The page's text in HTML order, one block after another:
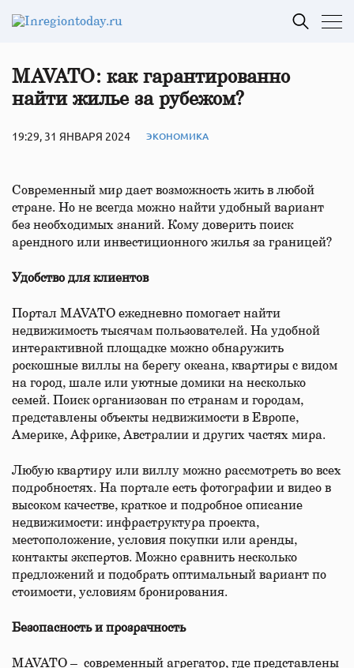
MAVATO: как гарантированно
найти жилье за рубежом?
19:29, 31 ЯНВАРЯ 2024 ЭКОНОМИКА
Современный мир дает возможность жить в любой
стране. Но не всегда можно найти удобный вариант
без необходимых знаний. Кому доверить поиск
арендного или инвестиционного жилья за границей?
Удобство для клиентов
Портал MAVATO ежедневно помогает найти
недвижимость тысячам пользователей. На удобной
интерактивной площадке можно обнаружить
роскошные виллы на берегу океана, квартиры с видом
на город, шале или уютные домики на несколько
семей. Поиск организован по странам и городам,
представлены объекты недвижимости в Европе,
Америке, Африке, Австралии и других частях мира.
Любую квартиру или виллу можно рассмотреть во всех
подробностях. На портале есть фотографии и видео в
высоком качестве, краткое и подробное описание
недвижимости: инфраструктура проекта,
местоположение, условия покупки или аренды,
контакты экспертов. Можно сравнить несколько
предложений и подобрать оптимальный вариант по
стоимости, условиям бронирования.
Безопасность и прозрачность
MAVATO – современный агрегатор, где представлены